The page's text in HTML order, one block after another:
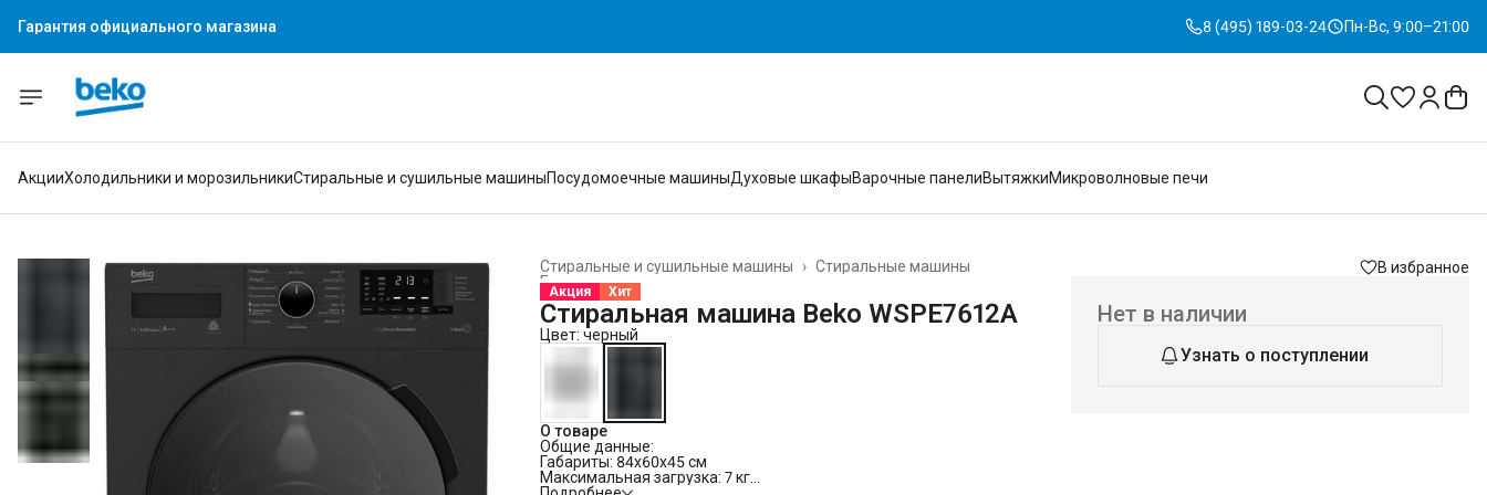
Гарантия официального магазина 8 (495) 189-03-24 Пн-Вс, 9:00–21:00
АкцииХолодильники и морозильникиСтиральные и сушильные машиныПосудомоечные машиныДуховые шкафыВарочные панелиВытяжкиМикроволновые печи
Стиральные машины
Стиральные и сушильные машины
›
Главная ›
Акция Хит
Стиральная машина Beko WSPE7612A
Цвет: черный
О товаре
Общие данные:
Габариты: 84x60x45 см
Максимальная загрузка: 7 кг
В избранное
Нет в наличии
Узнать о поступлении